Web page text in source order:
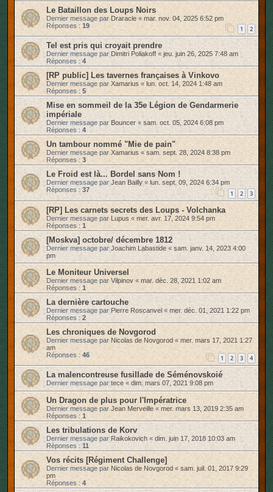
Le Bataillon des Loups Noirs
Dernier message par Draracle« mar. nov. 04, 2025 6:52 pm
Réponses : 19 1 2
Tel est pris qui croyait prendre
Dernier message parDimitri Poliakoff « jeu. juin 26, 2025 7:48 am
Réponses : 4
[RP public] Les tavernes françaises à Vinkovo
Dernier message par Xamarius « lun. oct. 14, 2024 1:48 am
Réponses : 5
Mise en sommeil de la 35e Légion de Gendarmerie
impériale
Dernier message par Bouncer « sam. oct. 05, 2024 6:08 pm
Réponses : 4
Un tambour nommé "Mie de pain"
Dernier message par Xamarius « sam. sept. 28, 2024 8:38 pm
Réponses : 3
Le Froid est là... Bordel sans Nom !
Dernier message parJean Bailly« lun. sept. 09, 2024 6:34 pm
Réponses : 37 1 2 3
[RP] Les carnets secrets des Loups - Volchanka
Dernier message par Lupus« mer. avr. 17, 2024 9:54 pm
Réponses : 1
[Moskva] octobre/ décembre 1812
Dernier message parJoachim Labastide « sam. janv. 14, 2023 4:00
pm
Le Moniteur Universel
Dernier message par Vilpinov « mar. déc. 28, 2021 1:02 am
Réponses : 1
La dernière cartouche
Dernier message parPierre Roscanvel « mer. déc. 01, 2021 1:22 pm
Réponses : 2
Les chroniques de Novgorod
Dernier message par Nicolas de Novgorod «mer. mars 17, 2021 1:27
am
Réponses : 46 1 2 3 4
La malencontreuse fusillade de Séménovskoié
Dernier message partece « dim. mars 07, 2021 9:08 pm
Un Dragon de plus pour l'Impératrice
Dernier message par Jean Merveille « mer. mars 13, 2019 2:35 am
Réponses : 1
Les tribulations de Korv
Dernier message par Raikokovich «dim. juin 17, 2018 10:03 am
Réponses : 11
Vos récits [Régiment Challenge]
Dernier message par Nicolas de Novgorod «sam. juil. 01, 2017 9:29
pm
Réponses : 4